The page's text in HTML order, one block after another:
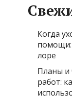
Когда
помощи:
лоре
Планы и
работ: